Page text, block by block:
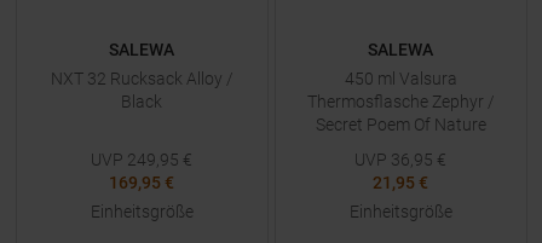
SALEWA
NXT 32 Rucksack Alloy /
Black
UVP 249,95 €
169,95 €
Einheitsgröße
SALEWA
450 ml Valsura
Thermosflasche Zephyr /
Secret Poem Of Nature
UVP 36,95 €
21,95 €
Einheitsgröße